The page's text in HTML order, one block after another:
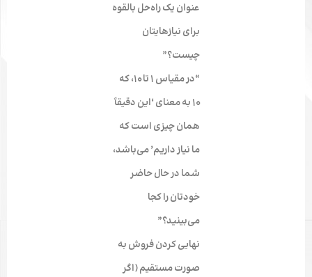
عنوان یک راه‌حل بالقوه
برای نیازهایتان
چیست؟”
“در مقیاس ۱ تا ۱۰، که
۱۰ به معنای ‘این دقیقاً
همان چیزی است که
ما نیاز داریم’ می‌باشد،
شما در حال حاضر
خودتان را کجا
می‌بینید؟”
نهایی کردن فروش به
صورت مستقیم (اگر